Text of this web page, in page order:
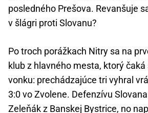
posledného Prešova. Revanšuje
v šlágri proti Slovanu?
Po troch porážkach Nitry sa na
klub z hlavného mesta, ktorý
vonku: prechádzajúce tri vyhral
3:0 vo Zvolene. Defenzívu
Zeleňák z Banskej Bystrice, no